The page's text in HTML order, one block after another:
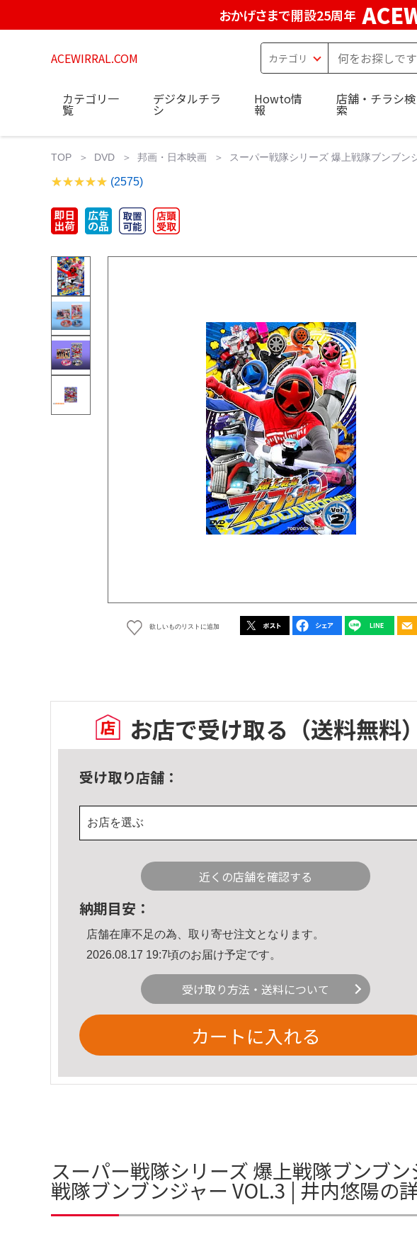
おかげさまで開設25周年
ACEWIRRAL.COM
カテゴリ一
覧
デジタルチラ
シ
Howto情
報
店舗・チラシ検
索
TOP DVD 邦画・日本映画 スーパー戦隊シリーズ 爆上戦隊ブンブ
(2575)
欲しいものリストに追加
お店で受け取る （送料無料）
受け取り店舗：
お店を選ぶ
近くの店舗を確認する
納期目安：
店舗在庫不足の為、取り寄せ注文となります。
2026.08.17 19:7頃のお届け予定です。
受け取り方法・送料について
カートに入れる
スーパー戦隊シリーズ 爆上戦隊ブンブ
戦隊ブンブンジャー VOL.3 | 井内悠陽の